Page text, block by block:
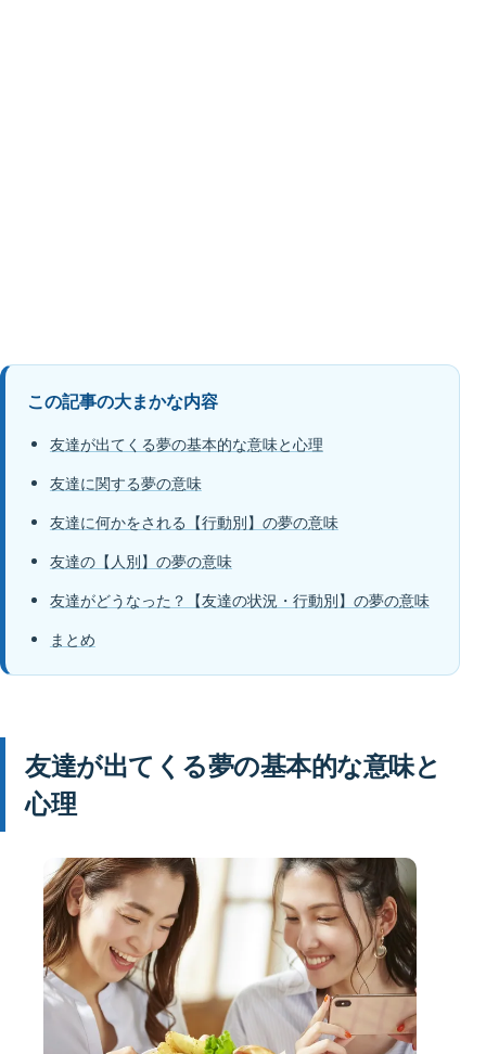
この記事の大まかな内容
友達が出てくる夢の基本的な意味と心理
友達に関する夢の意味
友達に何かをされる【行動別】の夢の意味
友達の【人別】の夢の意味
友達がどうなった？【友達の状況・行動別】の夢の意味
まとめ
友達が出てくる夢の基本的な意味と
心理